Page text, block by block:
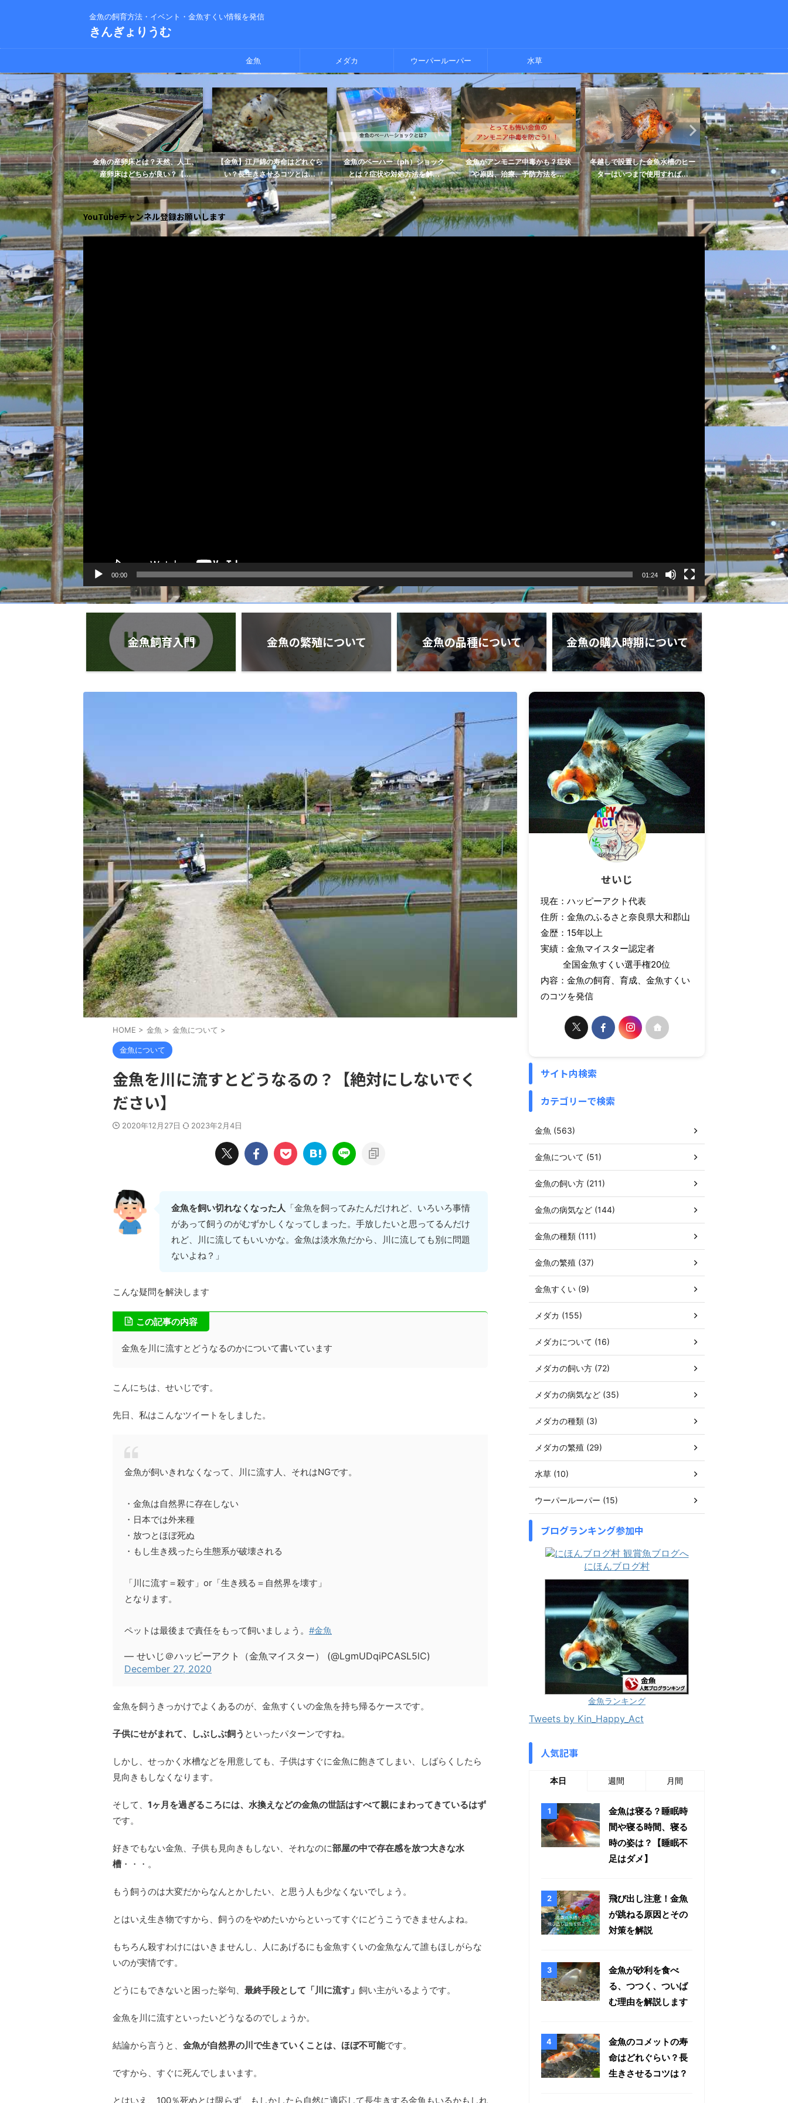
金魚の飼育方法・イベント・金魚すくい情報を発信
きんぎょりうむ
金魚 メダカ ウーパールーパー 水草
にたくさん入れすぎる
る？過密飼育の問...
金魚の産卵床とは？天然、人工、
産卵床はどちらが良い？【...
【金魚】江戸錦の寿命はどれぐら
い？長生きさせるコツとは...
金魚のペーハー（ph）ショック
とは？症状や対処方法を解...
金魚がアンモニア中毒かも？症状
や原因、治療、予防方法を...
冬越しで設置した金魚水槽のヒー
ターはいつまで使用すれば...
【金魚】桜錦の特徴や
します【赤勝ち・
YouTubeチャンネル登録お願いします
動
画
プ
レ
ー
ヤ
ー
00:00 01:24
金魚飼育入門 金魚の繁殖について 金魚の品種について 金魚の購入時期について
HOME > 金魚 > 金魚について >
金魚について
金魚を川に流すとどうなるの？【絶対にしないでく
ださい】
2020年12月27日 2023年2月4日
金魚を飼い切れなくなった人 「金魚を飼ってみたんだけれど、いろいろ事情
があって飼うのがむずかしくなってしまった。手放したいと思ってるんだけ
れど、川に流してもいいかな。金魚は淡水魚だから、川に流しても別に問題
ないよね？」
こんな疑問を解決します
この記事の内容
金魚を川に流すとどうなるのかについて書いています
こんにちは、せいじです。
先日、私はこんなツイートをしました。
金魚が飼いきれなくなって、川に流す人、それはNGです。
・金魚は自然界に存在しない
・日本では外来種
・放つとほぼ死ぬ
・もし生き残ったら生態系が破壊される
「川に流す＝殺す」or「生き残る＝自然界を壊す」
となります。
ペットは最後まで責任をもって飼いましょう。 #金魚
— せいじ＠ハッピーアクト（金魚マイスター） (@LgmUDqiPCASL5lC)
December 27, 2020
金魚を飼うきっかけでよくあるのが、金魚すくいの金魚を持ち帰るケースです。
子供にせがまれて、しぶしぶ飼う といったパターンですね。
しかし、せっかく水槽などを用意しても、子供はすぐに金魚に飽きてしまい、しばらくしたら
見向きもしなくなります。
そして、 1ヶ月を過ぎるころには、水換えなどの金魚の世話はすべて親にまわってきているはず
です。
好きでもない金魚、子供も見向きもしない、それなのに部屋の中で存在感を放つ大きな水
槽 ・・・。
もう飼うのは大変だからなんとかしたい、と思う人も少なくないでしょう。
とはいえ生き物ですから、飼うのをやめたいからといってすぐにどうこうできませんよね。
もちろん殺すわけにはいきませんし、人にあげるにも金魚すくいの金魚なんて誰もほしがらな
いのが実情です。
どうにもできないと困った挙句、 最終手段として「川に流す」 飼い主がいるようです。
金魚を川に流すといったいどうなるのでしょうか。
結論から言うと、 金魚が自然界の川で生きていくことは、ほぼ不可能です。
ですから、すぐに死んでしまいます。
とはいえ、100％死ぬとは限らず、もしかしたら自然に適応して長生きする金魚もいるかもしれ
せいじ
現在：ハッピーアクト代表
住所：金魚のふるさと奈良県大和郡山
金歴：15年以上
実績：金魚マイスター認定者
全国金魚すくい選手権20位
内容：金魚の飼育、育成、金魚すくい
のコツを発信
サイト内検索
カテゴリーで検索
金魚 (563)
金魚について (51)
金魚の飼い方 (211)
金魚の病気など (144)
金魚の種類 (111)
金魚の繁殖 (37)
金魚すくい (9)
メダカ (155)
メダカについて (16)
メダカの飼い方 (72)
メダカの病気など (35)
メダカの種類 (3)
メダカの繁殖 (29)
水草 (10)
ウーパールーパー (15)
ブログランキング参加中
にほんブログ村
金魚ランキング
Tweets by Kin_Happy_Act
人気記事
本日 週間 月間
金魚は寝る？睡眠時
間や寝る時間、寝る
時の姿は？【睡眠不
足はダメ】
飛び出し注意！金魚
が跳ねる原因とその
対策を解説
金魚が砂利を食べ
る、つつく、ついば
む理由を解説します
金魚のコメットの寿
命はどれぐらい？長
生きさせるコツは？